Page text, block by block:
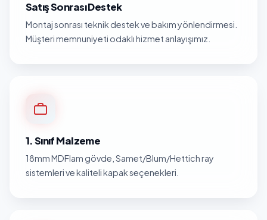
Satış Sonrası Destek
Montaj sonrası teknik destek ve bakım yönlendirmesi.
Müşteri memnuniyeti odaklı hizmet anlayışımız.
1. Sınıf Malzeme
18mm MDFlam gövde, Samet/Blum/Hettich ray
sistemleri ve kaliteli kapak seçenekleri.